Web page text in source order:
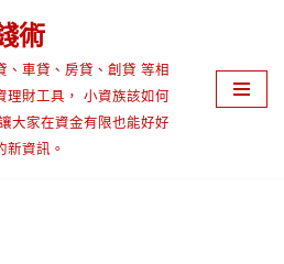
術
、車貸、房貸、創貸 等相
理財工具， 小資族該如何
大家在資金有限也能好好
新資訊。